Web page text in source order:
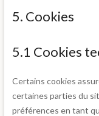
5. Cookies
5.1 Cookies
Certains cookies
certaines parties du
préférences en tant